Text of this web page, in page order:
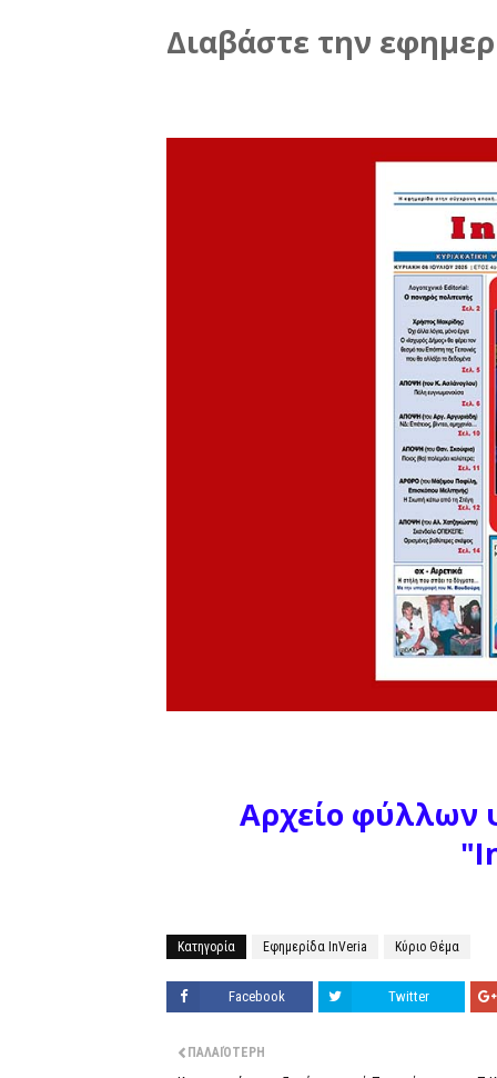
Διαβάστε την
Αρχείο φύλλων
Κατηγορία Εφημερίδα InVeria Κύριο Θέμα
Facebook Twitter
ΠΑΛΑΙΌΤΕΡΗ